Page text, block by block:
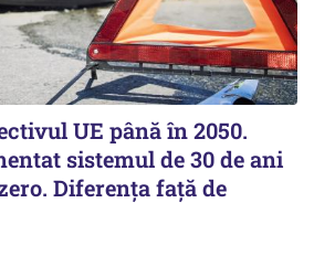
UE până în 2050.
sistemul de 30 de ani
Diferenţa faţă de